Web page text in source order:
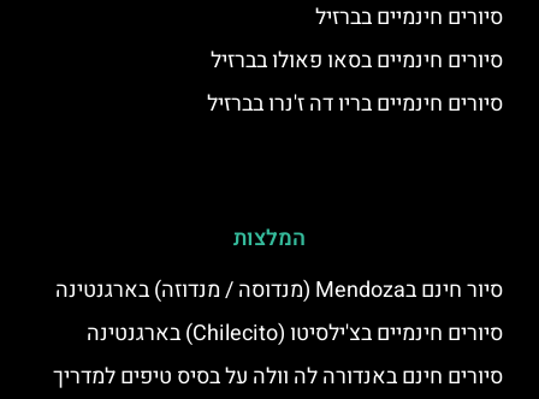
סיורים חינמיים בברזיל
סיורים חינמיים בסאו פאולו בברזיל
סיורים חינמיים בריו דה ז'נרו בברזיל
המלצות
סיור חינם בMendoza (מנדוסה / מנדוזה) בארגנטינה
סיורים חינמיים בצ'ילסיטו (Chilecito) בארגנטינה
סיורים חינם באנדורה לה וולה על בסיס טיפים למדריך